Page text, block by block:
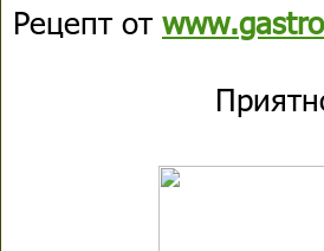
Рецепт от